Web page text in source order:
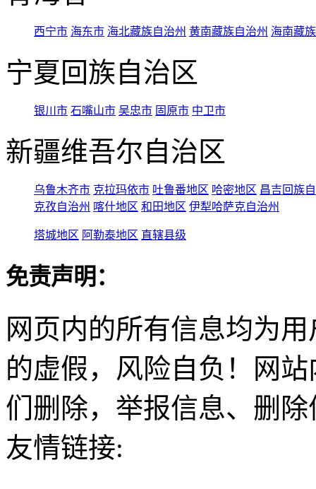
西宁市 海东市 海北藏族自治州 黄南藏族自治州 海南藏
宁夏回族自治区
银川市 石嘴山市 吴忠市 固原市 中卫市
新疆维吾尔自治区
乌鲁木齐市 克拉玛依市 吐鲁番地区 哈密地区 昌吉回族
克孜自治州 喀什地区 和田地区 伊犁哈萨克自治州
塔城地区 阿勒泰地区 直辖县级
免责声明：
网页内的所有信息均为
的虚假，风险自负！网
们删除，举报信息、删
友情链接: